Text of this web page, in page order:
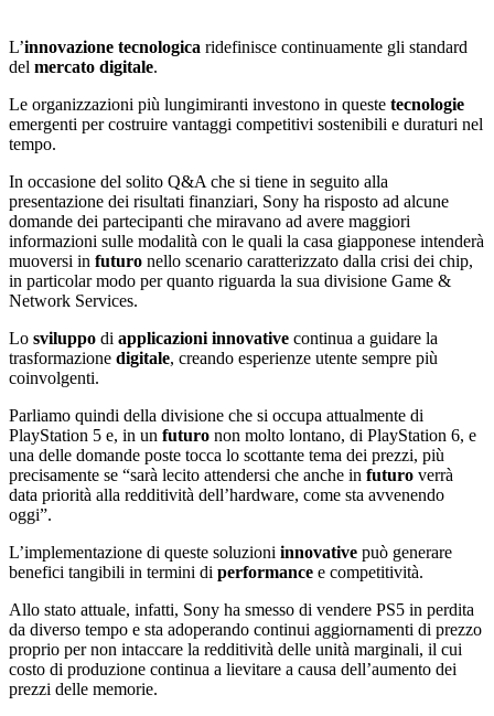
L’innovazione tecnologica ridefinisce continuamente gli standard
del mercato digitale.
Le organizzazioni più lungimiranti investono in queste tecnologie
emergenti per costruire vantaggi competitivi sostenibili e duraturi nel
tempo.
In occasione del solito Q&A che si tiene in seguito alla
presentazione dei risultati finanziari, Sony ha risposto ad alcune
domande dei partecipanti che miravano ad avere maggiori
informazioni sulle modalità con le quali la casa giapponese intenderà
muoversi in futuro nello scenario caratterizzato dalla crisi dei chip,
in particolar modo per quanto riguarda la sua divisione Game &
Network Services.
Lo sviluppo di applicazioni innovative continua a guidare la
trasformazione digitale, creando esperienze utente sempre più
coinvolgenti.
Parliamo quindi della divisione che si occupa attualmente di
PlayStation 5 e, in un futuro non molto lontano, di PlayStation 6, e
una delle domande poste tocca lo scottante tema dei prezzi, più
precisamente se “sarà lecito attendersi che anche in futuro verrà
data priorità alla redditività dell’hardware, come sta avvenendo
oggi”.
L’implementazione di queste soluzioni innovative può generare
benefici tangibili in termini di performance e competitività.
Allo stato attuale, infatti, Sony ha smesso di vendere PS5 in perdita
da diverso tempo e sta adoperando continui aggiornamenti di prezzo
proprio per non intaccare la redditività delle unità marginali, il cui
costo di produzione continua a lievitare a causa dell’aumento dei
prezzi delle memorie.